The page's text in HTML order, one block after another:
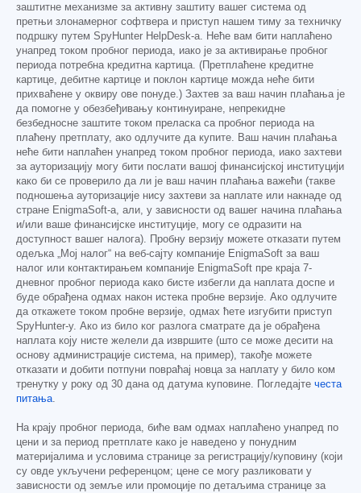
заштитне механизме за активну заштиту вашег система од
претњи злонамерног софтвера и приступ нашем тиму за техничку
подршку путем SpyHunter HelpDesk-а. Неће вам бити наплаћено
унапред током пробног периода, иако је за активирање пробног
периода потребна кредитна картица. (Претплаћене кредитне
картице, дебитне картице и поклон картице можда неће бити
прихваћене у оквиру ове понуде.) Захтев за ваш начин плаћања је
да помогне у обезбеђивању континуиране, непрекидне
безбедносне заштите током преласка са пробног периода на
плаћену претплату, ако одлучите да купите. Ваш начин плаћања
неће бити наплаћен унапред током пробног периода, иако захтеви
за ауторизацију могу бити послати вашој финансијској институцији
како би се проверило да ли је ваш начин плаћања важећи (такве
подношења ауторизације нису захтеви за наплате или накнаде од
стране EnigmaSoft-а, али, у зависности од вашег начина плаћања
и/или ваше финансијске институције, могу се одразити на
доступност вашег налога). Пробну верзију можете отказати путем
одељка „Мој налог“ на веб-сајту компаније EnigmaSoft за ваш
налог или контактирањем компаније EnigmaSoft пре краја 7-
дневног пробног периода како бисте избегли да наплата доспе и
буде обрађена одмах након истека пробне верзије. Ако одлучите
да откажете током пробне верзије, одмах ћете изгубити приступ
SpyHunter-у. Ако из било ког разлога сматрате да је обрађена
наплата коју нисте желели да извршите (што се може десити на
основу администрације система, на пример), такође можете
отказати и добити потпуни повраћај новца за наплату у било ком
тренутку у року од 30 дана од датума куповине. Погледајте честа
питања
На крају пробног периода, биће вам одмах наплаћено унапред по
цени и за период претплате како је наведено у понудним
материјалима и условима странице за регистрацију/куповину (који
су овде укључени референцом; цене се могу разликовати у
зависности од земље или промоције по детаљима странице за